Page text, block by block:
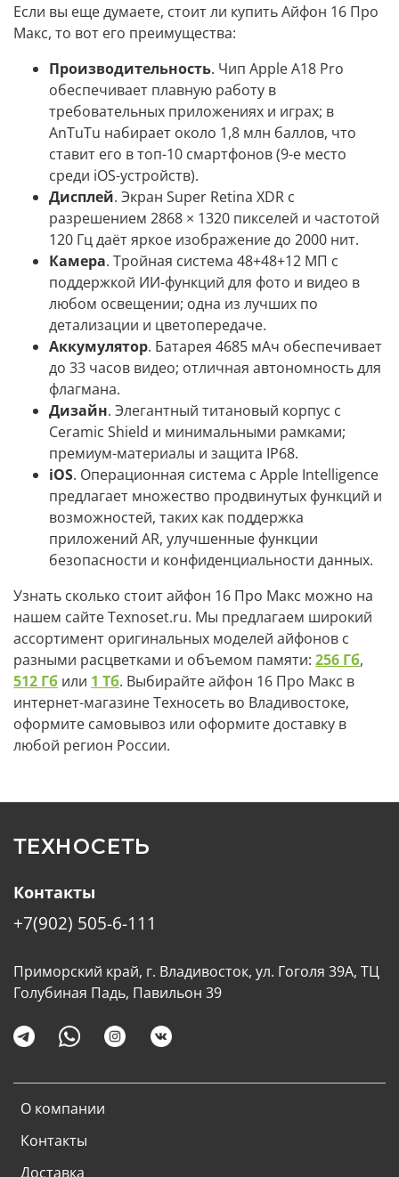
Если вы еще думаете, стоит ли купить Айфон 16 Про
Макс, то вот его преимущества:
Производительность. Чип Apple A18 Pro
обеспечивает плавную работу в
требовательных приложениях и играх; в
AnTuTu набирает около 1,8 млн баллов, что
ставит его в топ-10 смартфонов (9-е место
среди iOS-устройств).
Дисплей. Экран Super Retina XDR с
разрешением 2868 × 1320 пикселей и частотой
120 Гц даёт яркое изображение до 2000 нит.
Камера. Тройная система 48+48+12 МП с
поддержкой ИИ-функций для фото и видео в
любом освещении; одна из лучших по
детализации и цветопередаче.
Аккумулятор. Батарея 4685 мАч обеспечивает
до 33 часов видео; отличная автономность для
флагмана.
Дизайн. Элегантный титановый корпус с
Ceramic Shield и минимальными рамками;
премиум-материалы и защита IP68.
iOS. Операционная система с Apple Intelligence
предлагает множество продвинутых функций и
возможностей, таких как поддержка
приложений AR, улучшенные функции
безопасности и конфиденциальности данных.
Узнать сколько стоит айфон 16 Про Макс можно на
нашем сайте Texnoset.ru. Мы предлагаем широкий
ассортимент оригинальных моделей айфонов с
разными расцветками и объемом памяти: 256 Гб,
512 Гб или 1 Тб. Выбирайте айфон 16 Про Макс в
интернет-магазине Техносеть во Владивостоке,
оформите самовывоз или оформите доставку в
любой регион России.
ТЕХНОСЕТЬ
О компании
Контакты
Доставка
Контакты
+7(902) 505-6-111
Приморский край, г. Владивосток, ул. Гоголя 39А, ТЦ
Голубиная Падь, Павильон 39